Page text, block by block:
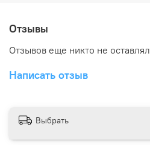
Отзывы
Отзывов еще никто не оставлял
Написать отзыв
Выбрать